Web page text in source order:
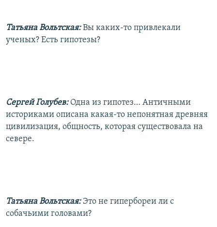
Татьяна Вольтская:Вы каких-то привлекали
ученых? Есть гипотезы?
Сергей Голубев: Одна из гипотез… Античными
историками описана какая-то непонятная древняя
цивилизация, общность, которая существовала на
севере.
Татьяна Вольтская: Это не гипербореи ли с
собачьими головами?